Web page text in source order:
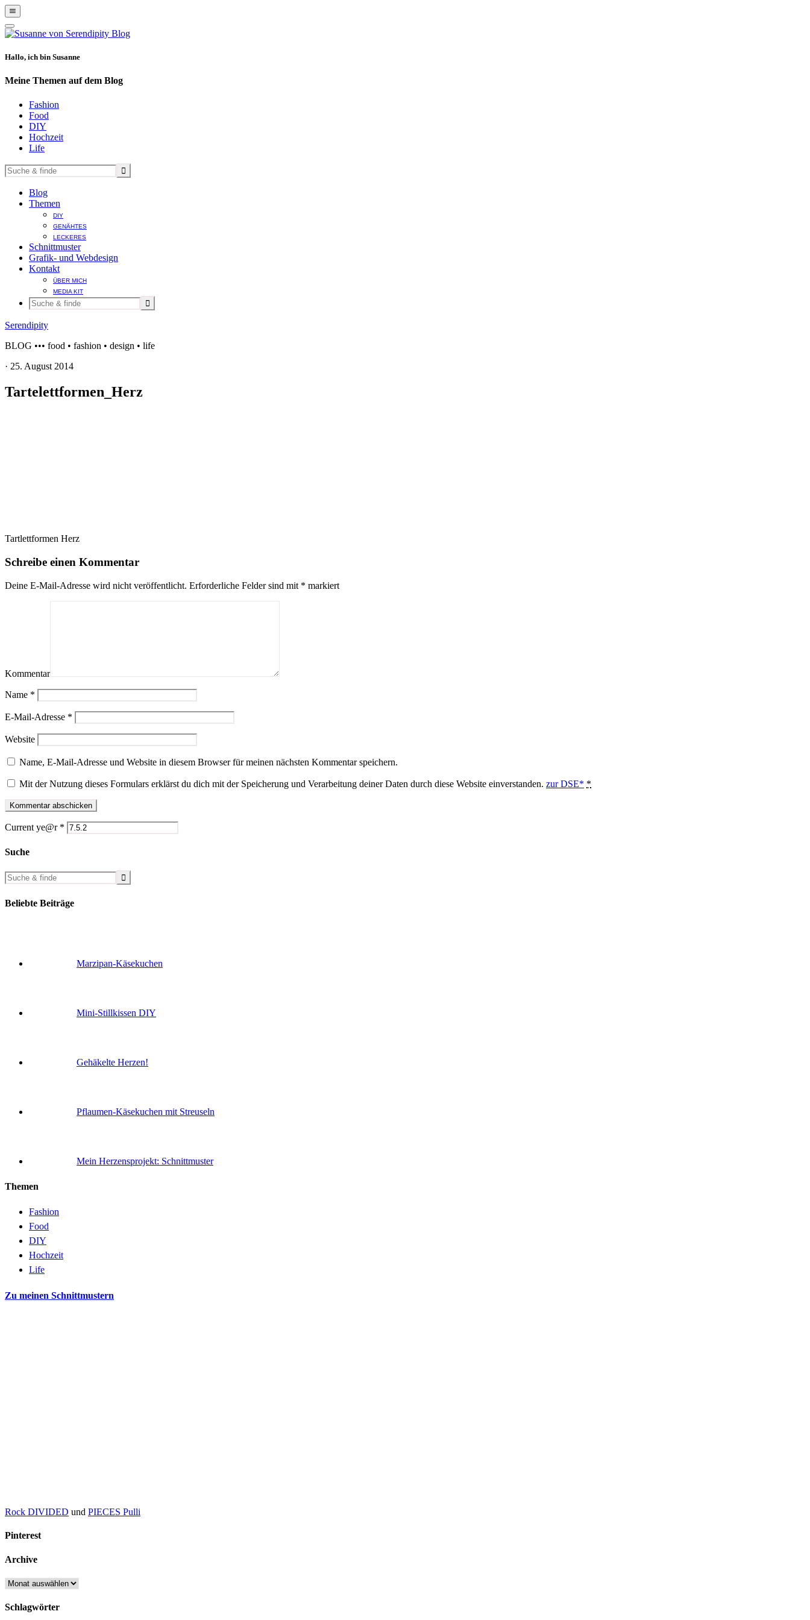
Show
Offscreen
Content
Hide
Offscreen
Hallo, ich bin Susanne
Meine Themen auf dem Blog
Fashion
Food
DIY
Hochzeit
Life
Blog
Themen
DIY
GENÄHTES
LECKERES
Schnittmuster
Grafik- und Webdesign
Kontakt
ÜBER MICH
MEDIA KIT
Serendipity
BLOG ••• food • fashion • design • life
· 25. August 2014
Tartelettformen_Herz
Tartlettformen Herz
Schreibe einen Kommentar
Deine E-Mail-Adresse wird nicht veröffentlicht. Erforderliche Felder sind mit * markiert
Kommentar
Name *
E-Mail-Adresse *
Website
Name, E-Mail-Adresse und Website in diesem Browser für meinen nächsten Kommentar speichern.
Mit der Nutzung dieses Formulars erklärst du dich mit der Speicherung und Verarbeitung deiner Daten durch diese Website einverstanden. zur DSE* *
Current ye@r *
Suche
Beliebte Beiträge
Marzipan-Käsekuchen
Mini-Stillkissen DIY
Gehäkelte Herzen!
Pflaumen-Käsekuchen mit Streuseln
Mein Herzensprojekt: Schnittmuster
Themen
Fashion
Food
DIY
Hochzeit
Life
Zu meinen Schnittmustern
Rock DIVIDED und PIECES Pulli
Pinterest
Archive
Archive
Schlagwörter